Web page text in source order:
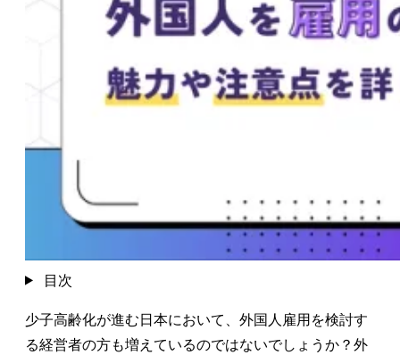
目次
少子高齢化が進む日本において、 外国人雇用 を検討す
る経営者の方も増えているのではないでしょうか？外